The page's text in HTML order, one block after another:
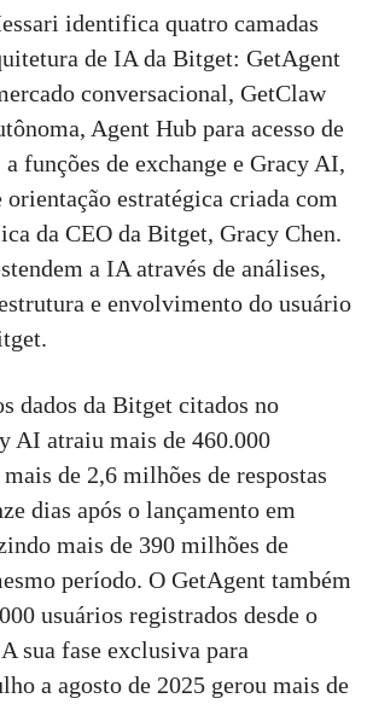
identifica quatro camadas
de IA da Bitget: GetAgent
conversacional, GetClaw
Agent Hub para acesso de
funções de exchange e Gracy AI,
estratégica criada com
da CEO da Bitget, Gracy Chen.
a IA através de análises,
e envolvimento do usuário
dados da Bitget citados no
AI atraiu mais de 460.000
de 2,6 milhões de respostas
dias após o lançamento em
mais de 390 milhões de
período. O GetAgent também
usuários registrados desde o
sua fase exclusiva para
a agosto de 2025 gerou mais de